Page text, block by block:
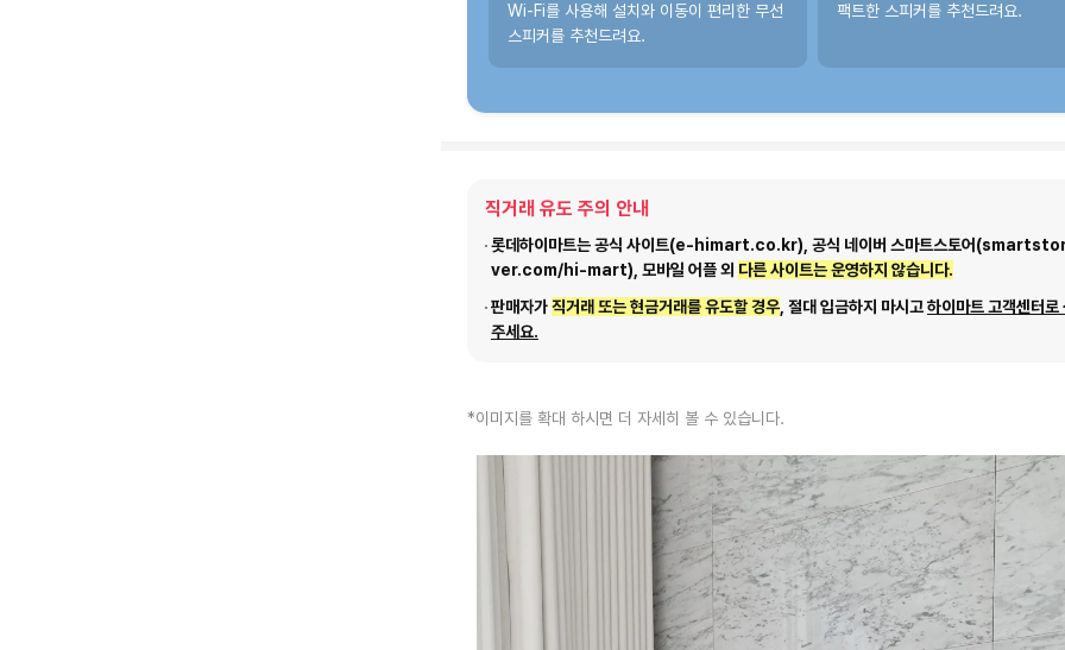
Wi-Fi를 사용해 설치와 이동이 편리한 무선
스피커를 추천드려요.
팩트한 스피커를 추천드려요.
직거래 유도 주의 안내
롯데하이마트는 공식 사이트(e-himart.co.kr), 공식 네이버 스마트스토어
ver.com/hi-mart), 모바일 어플 외 다른 사이트는 운영하지 않습니다.
판매자가직거래 또는 현금거래를 유도할 경우 , 절대 입금하지 마시고하이마트 고객센터로
주세요.
*이미지를 확대 하시면 더 자세히 볼 수 있습니다.